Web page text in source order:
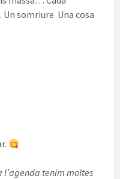
somriure. Una cosa
l’agenda tenim moltes